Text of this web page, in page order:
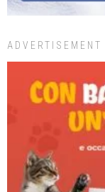
ADVERTISEMENT